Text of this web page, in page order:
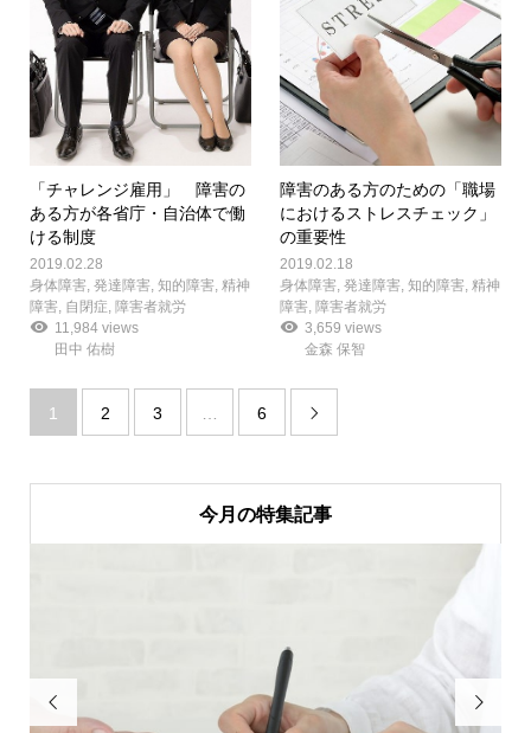
「チャレンジ雇用」 障害の
ある方が各省庁・自治体で働
ける制度
2019.02.28
身体障害, 発達障害, 知的障害, 精神
障害, 自閉症, 障害者就労
11,984 views
田中 佑樹
障害のある方のための「職場
におけるストレスチェック」
の重要性
2019.02.18
身体障害,発達障害,知的障害,精神
障害, 障害者就労
3,659 views
金森 保智
1 2 3 … 6 
今月の特集記事
 